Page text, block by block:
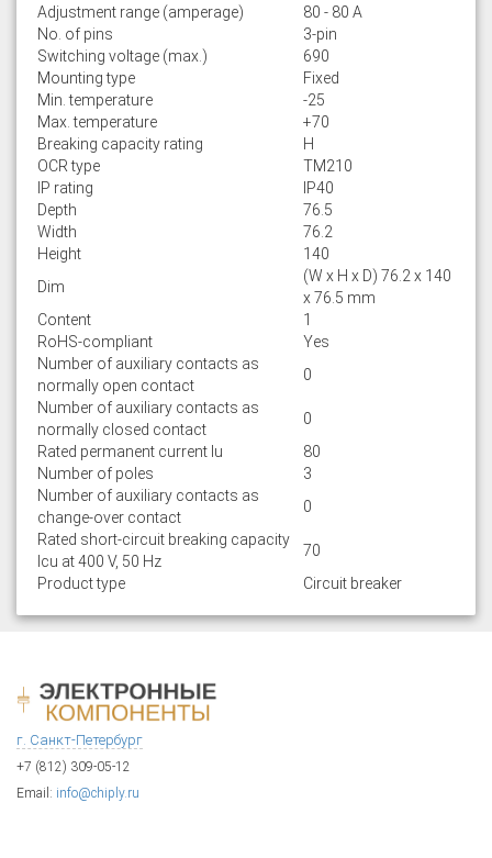
Adjustment range (amperage)
80 - 80 A
No. of pins
3-pin
Switching voltage (max.)
690
Mounting type
Fixed
Min. temperature
-25
Max. temperature
+70
Breaking capacity rating
H
OCR type
TM210
IP rating
IP40
Depth
76.5
Width
76.2
Height
140
Dim
(W x H x D) 76.2 x 140
x 76.5 mm
Content
1
RoHS-compliant
Yes
Number of auxiliary contacts as
normally open contact
0
Number of auxiliary contacts as
normally closed contact
0
Rated permanent current Iu
80
Number of poles
3
Number of auxiliary contacts as
change-over contact
0
Rated short-circuit breaking capacity
lcu at 400 V, 50 Hz
70
Product type
Circuit breaker
г. Санкт-Петербург
+7 (812) 309-05-12
Email: info@chiply.ru